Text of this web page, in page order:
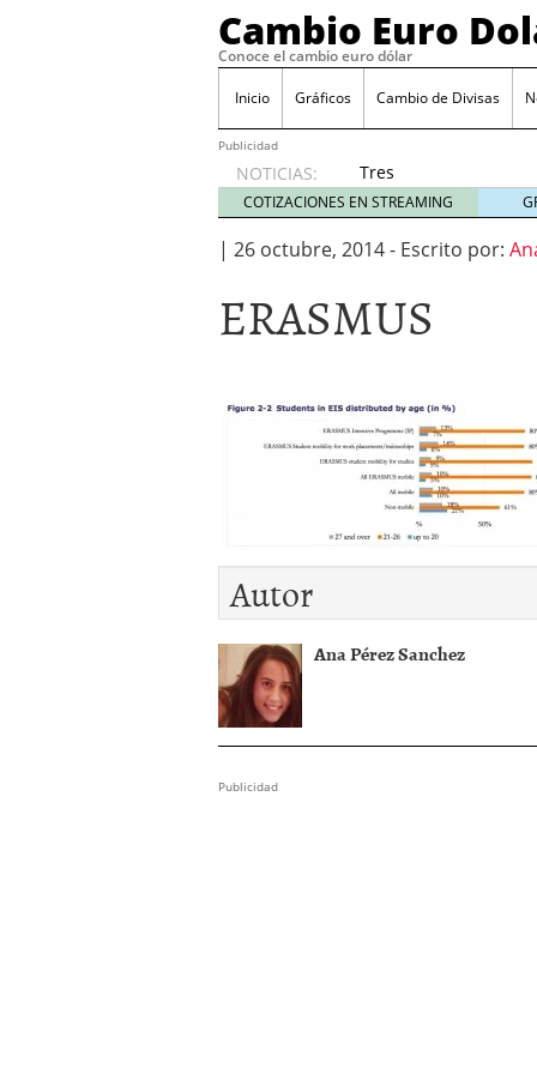
Cambio Euro
Conoce el cambio euro dólar
Inicio Gráficos Cambio de Divisas
Publicidad
NOTICIAS:
Tres
escenarios
posibles
para el
las
decisiones
26/01/2026
Informe de mercado: el
del dólar 21/01/2026
Qué está moviendo
Contexto del dólar
convierten en foco
COTIZACIONES EN STREAMING
| 26 octubre, 2014- Escrito por:
ERASMUS
Autor
Ana Pérez Sanchez
Publicidad